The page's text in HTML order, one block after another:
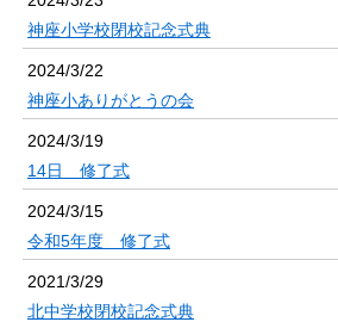
神座小学校閉校記念式典
2024/3/22
神座小ありがとうの会
2024/3/19
14日 修了式
2024/3/15
令和5年度 修了式
2021/3/29
北中学校閉校記念式典